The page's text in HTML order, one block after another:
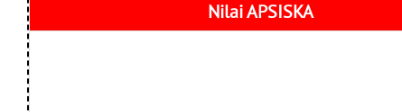
Nilai APSISKA